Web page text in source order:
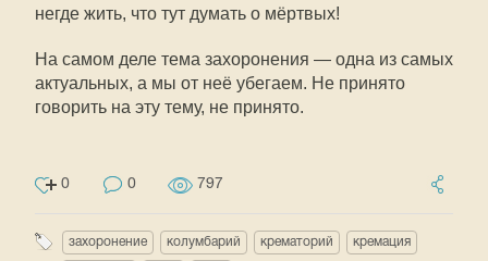
негде жить, что тут думать о мёртвых!
На самом деле тема захоронения — одна из самых
актуальных, а мы от неё убегаем. Не принято
говорить на эту тему, не принято.
0 0 797
захоронение колумбарий крематорий кремация